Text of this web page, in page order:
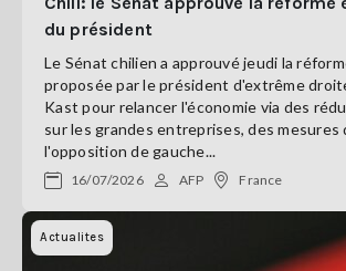
du président
Le Sénat chilien a approuvé jeudi la
proposée par le président d'extrême
Kast pour relancer l'économie via des
sur les grandes entreprises, des mesures
l'opposition de gauche...
16/07/2026 AFP France
Actualites